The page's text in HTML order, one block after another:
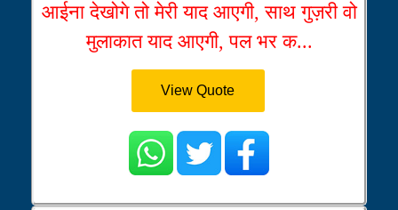
आईना देखोगे तो मेरी याद आएगी, साथ गुज़री वो
मुलाकात याद आएगी, पल भर क...
View Quote